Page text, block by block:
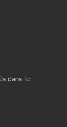
dans le